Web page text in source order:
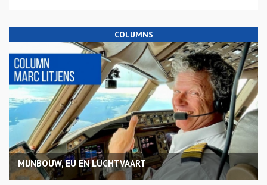
COLUMNS
MIJNBOUW, EU EN LUCHTVAART